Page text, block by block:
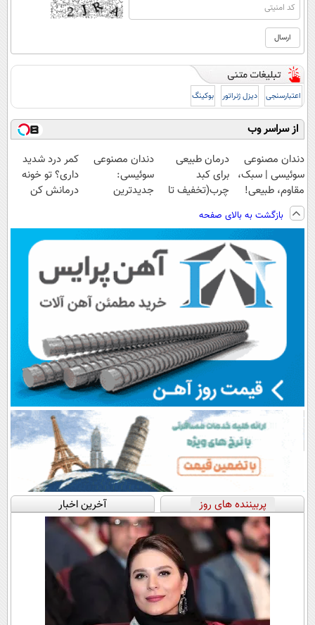
اعتبارسنجی دیزل ژنراتور بوکینگ
از سراسر وب
دندان مصنوعی
سوئیسی | سبک،
مقاوم، طبیعی!
ویزیت
رایگان+پرداخت
اقساطی😍
درمان طبیعی
برای کبد
چرب(تخفیف تا
دندان مصنوعی
سوئیسی:
جدیدترین
پرداخت قسطی
کمر درد شدید
داری؟ تو خونه
درمانش کن
بازگشت به بالای صفحه
پربیننده های روز آخرین اخبار